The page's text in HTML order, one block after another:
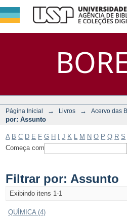
Assunto
DSpace/Manakin
Página Inicial → Livros → Acervo das
por: Assunto
A B C D E F G H J K M N O P Q R S
Começa com
Filtrar por: Assunto
Exibindo itens 1-1
QUÍMICA (4)